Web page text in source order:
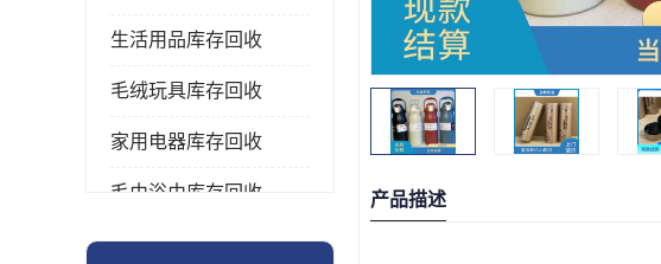
生活用品库存回收
毛绒玩具库存回收
家用电器库存回收
毛巾浴巾库存回收
水杯保温杯库存回收
产品描述